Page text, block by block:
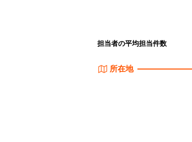
担当者の平均担当件数
所在地